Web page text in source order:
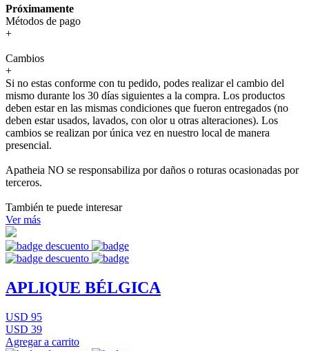
Próximamente
Métodos de pago
+
Cambios
+
Si no estas conforme con tu pedido, podes realizar el cambio del
mismo durante los 30 días siguientes a la compra. Los productos
deben estar en las mismas condiciones que fueron entregados (no
deben estar usados, lavados, con olor u otras alteraciones). Los
cambios se realizan por única vez en nuestro local de manera
presencial.
Apatheia NO se responsabiliza por daños o roturas ocasionadas por
terceros.
También te puede interesar
Ver más
APLIQUE BÉLGICA
USD 95
USD 39
Agregar a carrito